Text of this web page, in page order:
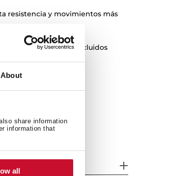
About
share information
information that
all
resistencia y movimientos más
EasyQuick
adaptadores a 1/2” incluidos